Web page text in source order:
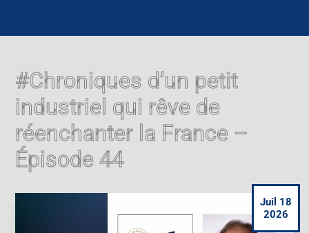
#Chroniques d’un petit
industriel qui rêve de
réenchanter la France –
Épisode 44
Juil 18
2026